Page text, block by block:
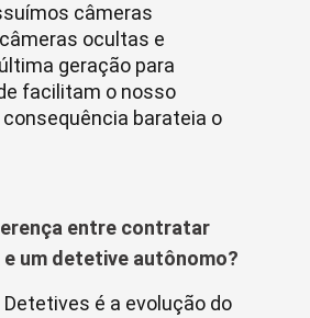
câmeras
ocultas e
geração para
facilitam o nosso
barateia o
entre contratar
e um detetive autônomo?
é a evolução do